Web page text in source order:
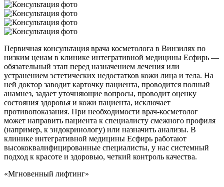
Первичная консультация врача косметолога в Винзилях по
низким ценам в клинике интегративной медицины Есфирь —
обязательный этап перед назначением лечения или
устранением эстетических недостатков кожи лица и тела. На
ней доктор заводит карточку пациента, проводится полный
анамнез, задает уточняющие вопросы, проводит оценку
состояния здоровья и кожи пациента, исключает
противопоказания. При необходимости врач-косметолог
может направить пациента к специалисту смежного профиля
(например, к эндокринологу) или назначить анализы. В
клинике интегративной медицины Есфирь работают
высококвалифицированные специалисты, у нас системный
подход к красоте и здоровью, четкий контроль качества.
«Мгновенный лифтинг»